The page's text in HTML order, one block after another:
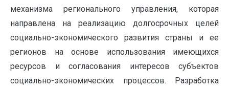
механизма регионального управления, которая
направлена на реализацию долгосрочных целей
социально-экономического развития страны и ее
регионов на основе использования имеющихся
ресурсов и согласования интересов субъектов
социально-экономических процессов. Разработка